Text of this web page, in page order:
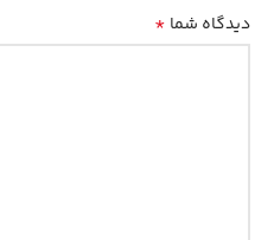
دیدگاه شما *